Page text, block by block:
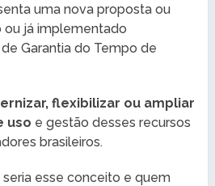
uma nova proposta ou
já implementado
Garantia do Tempo de
flexibilizar ou ampliar
uso e gestão desses recursos
brasileiros.
esse conceito e quem